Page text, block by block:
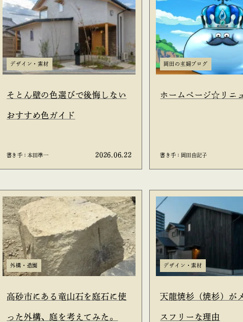
デザイン・素材
そとん壁の色選びで後悔しない
おすすめ色ガイド
書き手：本田準一 2026.06.22
岡田の主婦ブログ
ホームページ☆リニ
書き手：岡田由記子
外構・造園
高砂市にある竜山石を庭石に使
った外構、庭を考えてみた。
デザイン・素材
天龍焼杉（焼杉）が
スフリーな理由